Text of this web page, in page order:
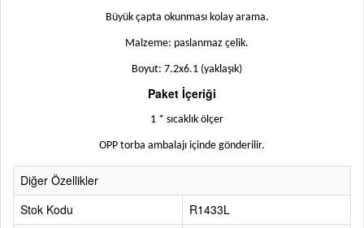
Büyük çapta okunması kolay arama.
Malzeme: paslanmaz çelik.
Boyut: 7.2x6.1 (yaklaşık)
Paket İçeriği
1 * sıcaklık ölçer
OPP torba ambalajı içinde gönderilir.
Diğer Özellikler
Stok Kodu
R1433L